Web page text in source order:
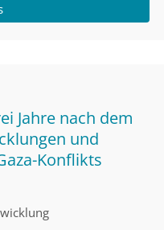
Jahre nach dem
und
Konflikts